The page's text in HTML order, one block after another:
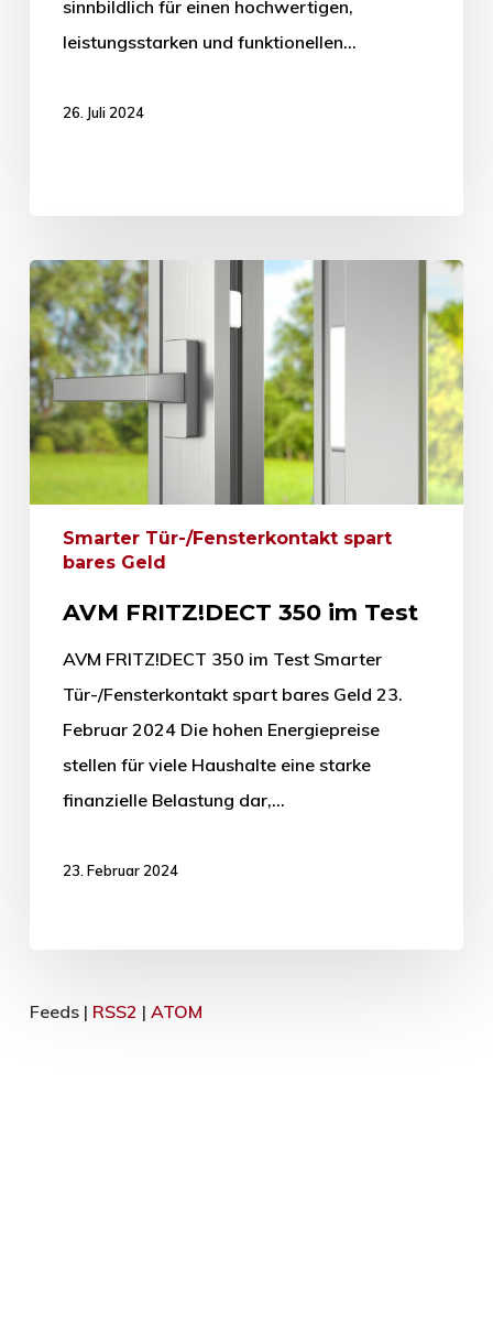
sinnbildlich für einen hochwertigen,
leistungsstarken und funktionellen…
26. Juli 2024
Smarter Tür-/Fensterkontakt spart
bares Geld
AVM FRITZ!DECT 350 im Test
AVM FRITZ!DECT 350 im Test Smarter
Tür-/Fensterkontakt spart bares Geld 23.
Februar 2024 Die hohen Energiepreise
stellen für viele Haushalte eine starke
finanzielle Belastung dar,…
23. Februar 2024
Feeds | RSS2 | ATOM